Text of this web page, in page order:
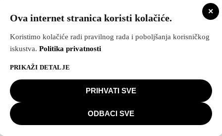
(Impressum)
© Copyright 2022 |
| All
Rights Reserved | Powered by
Web dizajn
- S
×
Ova internet stranica koristi kolačiće.
Koristimo kolačiće radi pravilnog rada i poboljšanja korisničkog
iskustva. Politika privatnosti
PRIKAŽI DETALJE
PRIHVATI SVE
ODBACI SVE